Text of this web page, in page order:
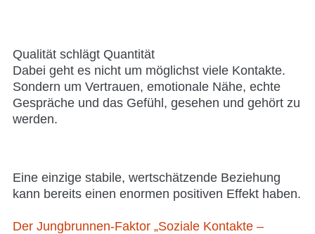
Qualität schlägt Quantität
Dabei geht es nicht um möglichst viele Kontakte.
Sondern um Vertrauen, emotionale Nähe, echte
Gespräche und das Gefühl, gesehen und gehört zu
werden.
Eine einzige stabile, wertschätzende Beziehung
kann bereits einen enormen positiven Effekt haben.
Der Jungbrunnen-Faktor „Soziale Kontakte –